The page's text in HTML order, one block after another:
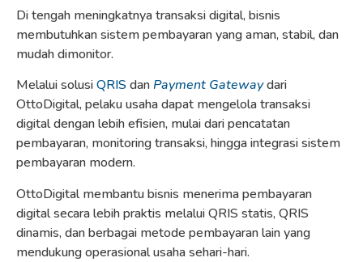
Di tengah meningkatnya transaksi digital, bisnis
membutuhkan sistem pembayaran yang aman, stabil, dan
mudah dimonitor.
Melalui solusiQRIS dan Payment Gatewaydari
OttoDigital, pelaku usaha dapat mengelola transaksi
digital dengan lebih efisien, mulai dari pencatatan
pembayaran, monitoring transaksi, hingga integrasi sistem
pembayaran modern.
OttoDigital membantu bisnis menerima pembayaran
digital secara lebih praktis melalui QRIS statis, QRIS
dinamis, dan berbagai metode pembayaran lain yang
mendukung operasional usaha sehari-hari.